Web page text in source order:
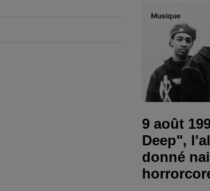
Musique
9 août
Deep",
donné